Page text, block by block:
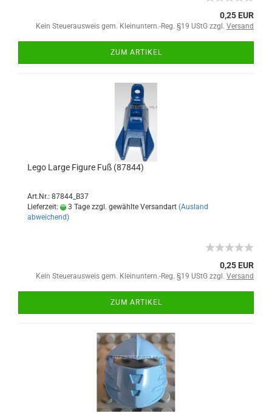
0,25 EUR
Kein Steuerausweis gem. Kleinuntern.-Reg. §19 UStG zzgl. Versand
ZUM ARTIKEL
Lego Large Figure Fuß (87844)
Art.Nr.: 87844_B37
Lieferzeit:
3 Tage zzgl. gewählte Versandart (Ausland
abweichend)
0,25 EUR
Kein Steuerausweis gem. Kleinuntern.-Reg. §19 UStG zzgl. Versand
ZUM ARTIKEL